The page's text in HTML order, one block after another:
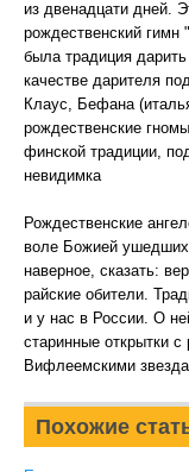
из двенадцати дней.
рождественский
была традиция
качестве дарителя
Клаус, Бефана
рождественские
финской традиции,
невидимка
Рождественские
воле Божией ушедших
наверное, сказать:
райские обители.
и у нас в России. О
старинные открытки
Вифлеемскими
Похожие